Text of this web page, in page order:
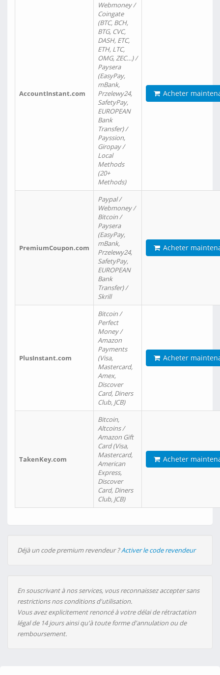
AccountInstant.com
Webmoney /
Coingate
(BTC, BCH,
BTG, CVC,
DASH, ETC,
ETH, LTC,
OMG, ZEC…) /
Paysera
(EasyPay,
mBank,
Przelewy24,
SafetyPay,
EUROPEAN
Bank
Transfer) /
Payssion,
Giropay /
Local
Methods
(20+
Methods)
Acheter
PremiumCoupon.com
Paypal /
Webmoney /
Bitcoin /
Paysera
(EasyPay,
mBank,
Przelewy24,
SafetyPay,
EUROPEAN
Bank
Transfer) /
Skrill
Acheter
PlusInstant.com
Bitcoin /
Perfect
Money /
Amazon
Payments
(Visa,
Mastercard,
Amex,
Discover
Card, Diners
Club, JCB)
Acheter
TakenKey.com
Bitcoin,
Altcoins /
Amazon Gift
Card (Visa,
Mastercard,
American
Express,
Discover
Card, Diners
Club, JCB)
Acheter
Déjà un code premium revendeur ?Activer le code revendeur
En souscrivant à nos services, vous reconnaissez accepter sans
restrictions nos conditions d'utilisation.
Vous avez explicitement renoncé à votre délai de rétractation
légal de 14 jours ainsi qu'à toute forme d'annulation ou de
remboursement.